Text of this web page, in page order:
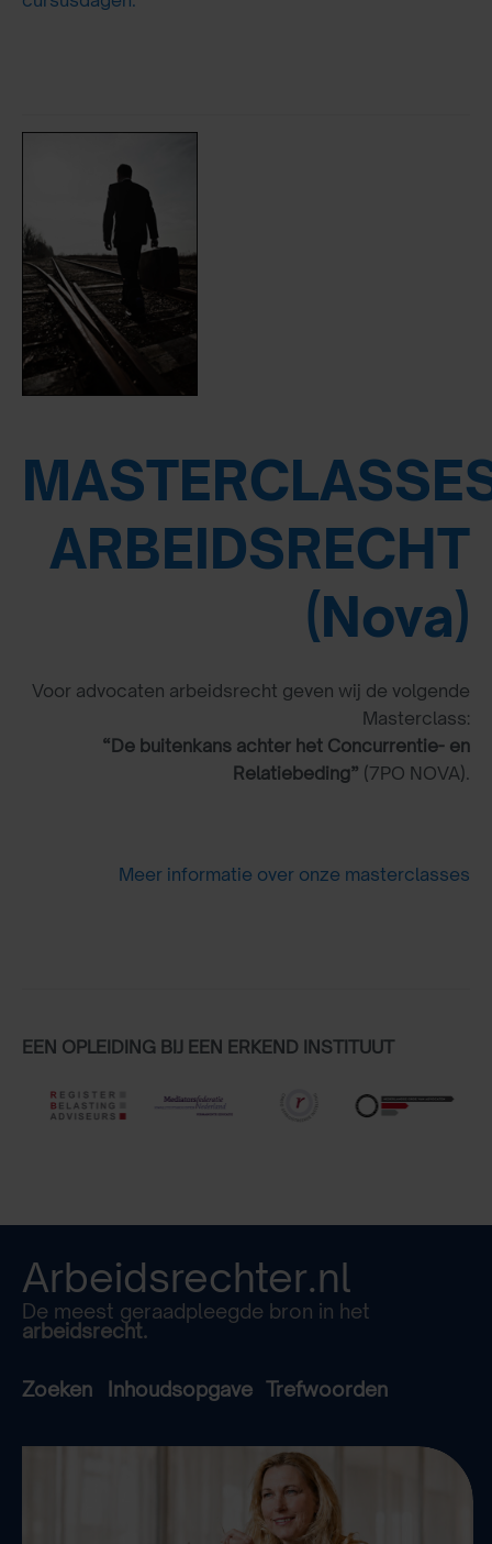
ARBEIDSRECHT
(Nova)
Voor advocaten arbeidsrecht geven wij de volgende
Masterclass:
“De buitenkans achter het Concurrentie- en
Relatiebeding” (7PO NOVA).
Meer informatie over onze masterclasses
EEN OPLEIDING BIJ EEN ERKEND INSTITUUT
Arbeidsrechter.nl
De meest geraadpleegde bron in het
arbeidsrecht.
Zoeken Inhoudsopgave Trefwoorden